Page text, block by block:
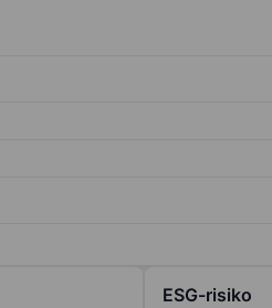
ESG-risiko